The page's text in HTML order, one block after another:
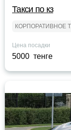
Такси по кз
КОРПОРАТИВНОЕ
Цена посадки
5000 тенге